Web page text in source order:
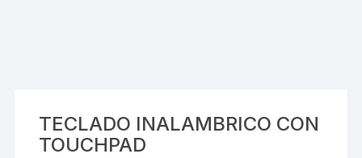
TECLADO INALAMBRICO CON
TOUCHPAD